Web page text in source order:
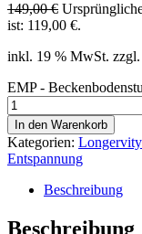
149,00€
ist: 119,00 €.
inkl. 19 % MwSt. zzgl.
EMP -
In den Warenkorb
Kategorien: Longervity
Entspannung
Beschreibung
Beschreibung